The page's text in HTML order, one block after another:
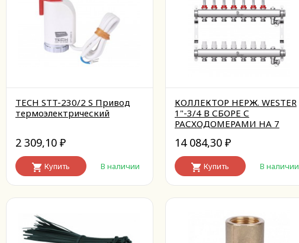
TECH STT-230/2 S Привод
термоэлектрический
2 309,10 ₽
Купить В наличии
КОЛЛЕКТОР НЕРЖ. WESTER
1"-3/4 В СБОРЕ С
РАСХОДОМЕРАМИ НА 7
14 084,30 ₽
Купить В наличии